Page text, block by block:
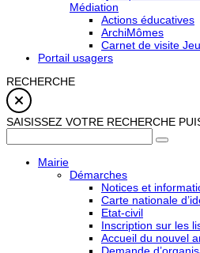
Médiation
Actions éducatives
ArchiMômes
Carnet de visite
Portail usagers
RECHERCHE
SAISISSEZ VOTRE RECHERCHE
Mairie
Démarches
Notices et
Carte nationale
Etat-civil
Inscription sur les
Accueil du nouvel